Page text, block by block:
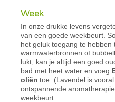
Week
In onze drukke levens
van een goede weekbeurt.
het geluk toegang te hebben
warmwaterbronnen of
lukt, kan je altijd een goed
bad met heet water en voeg
oliën toe. (Lavendel is
ontspannende
weekbeurt.